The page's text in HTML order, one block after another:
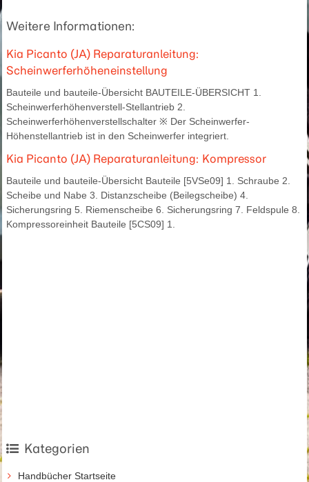
Weitere Informationen:
Kia Picanto (JA) Reparaturanleitung:
Scheinwerferhöheneinstellung
Bauteile und bauteile-Übersicht BAUTEILE-ÜBERSICHT 1.
Scheinwerferhöhenverstell-Stellantrieb 2.
Scheinwerferhöhenverstellschalter ※ Der Scheinwerfer-
Höhenstellantrieb ist in den Scheinwerfer integriert.
Kia Picanto (JA) Reparaturanleitung: Kompressor
Bauteile und bauteile-Übersicht Bauteile [5VSe09] 1. Schraube 2.
Scheibe und Nabe 3. Distanzscheibe (Beilegscheibe) 4.
Sicherungsring 5. Riemenscheibe 6. Sicherungsring 7. Feldspule 8.
Kompressoreinheit Bauteile [5CS09] 1.
Kategorien
Handbücher Startseite